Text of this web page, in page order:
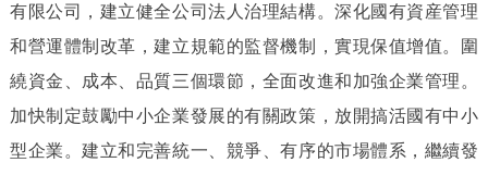
有限公司，建立健全公司法人治理結構。深化國有資産管理
和營運體制改革，建立規範的監督機制，實現保值增值。圍
繞資金、成本、品質三個環節，全面改進和加強企業管理。
加快制定鼓勵中小企業發展的有關政策，放開搞活國有中小
型企業。建立和完善統一、競爭、有序的市場體系，繼續發